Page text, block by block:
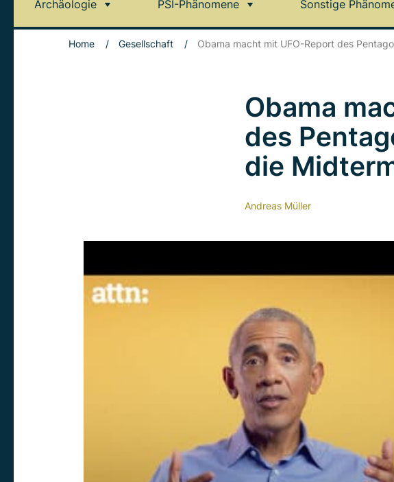
Archäologie PSI-Phänomene Sonstige
Home / Gesellschaft / Obama macht mit UFO-Report des
Obama
des
die
Andreas Müller